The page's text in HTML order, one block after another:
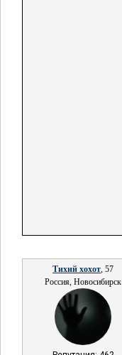
Тихий хохот, 57
Россия, Новосибирск